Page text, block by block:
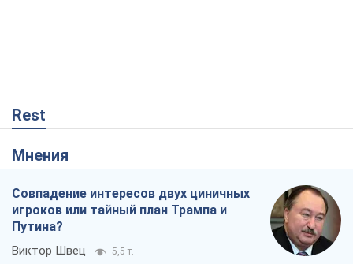
Rest
Мнения
Совпадение интересов двух циничных
игроков или тайный план Трампа и
Путина?
Виктор Швец 5,5 т.